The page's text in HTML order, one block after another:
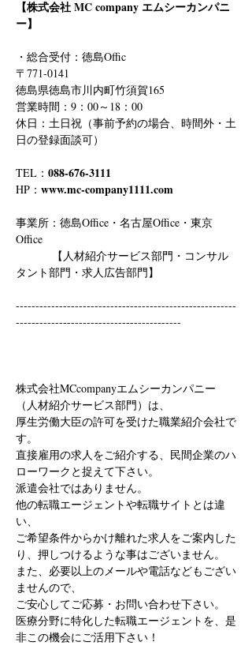
【株式会社 MC company エムシーカンパニ
ー】
・総合受付：徳島Offic
〒771-0141
徳島県徳島市川内町竹須賀165
営業時間：9：00～18：00
休日：土日祝（事前予約の場合、時間外・土
日の登録面談可）
TEL： 088-676-3111
HP： www.mc-company1111.com
事業所：徳島Office・名古屋Office・東京
Office
【人材紹介サービス部門・コンサル
タント部門・求人広告部門】
--------------------------------------------------------
------------------------------------------
株式会社MCcompanyエムシーカンパニー
（人材紹介サービス部門）は、
厚生労働大臣の許可を受けた職業紹介会社で
す。
直接雇用の求人をご紹介する、民間企業のハ
ローワークと捉えて下さい。
派遣会社ではありません。
他の転職エージェントや転職サイトとは違
い、
ご希望条件からかけ離れた求人をご案内した
り、押しつけるような事はございません。
また、必要以上のメールや電話などもござい
ませんので、
ご安心してご応募・お問い合わせ下さい。
医療分野に特化した転職エージェントを、是
非この機会にご活用下さい！